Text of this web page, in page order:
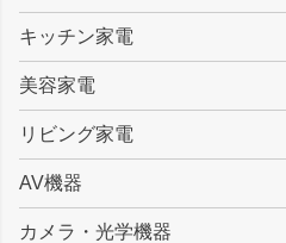
キッチン家電
美容家電
リビング家電
AV機器
カメラ・光学機器